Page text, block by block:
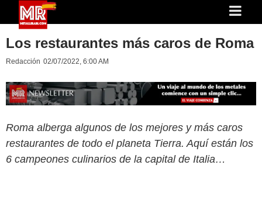
Los restaurantes más caros de Roma
Redacción 02/07/2022, 6:00 AM
Roma alberga algunos de los mejores y más caros
restaurantes de todo el planeta Tierra. Aquí están los
6 campeones culinarios de la capital de Italia…